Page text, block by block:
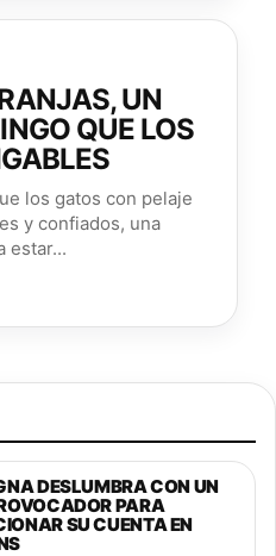
UN
QUE LOS
los gatos con pelaje
y confiados, una
estar...
DESLUMBRA CON UN
PARA
SU CUENTA EN